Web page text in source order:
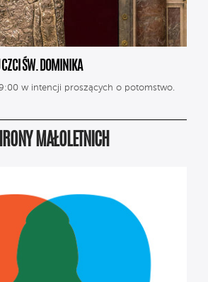
CZCI ŚW. DOMINIKA
w intencji proszących o potomstwo.
MAŁOLETNICH